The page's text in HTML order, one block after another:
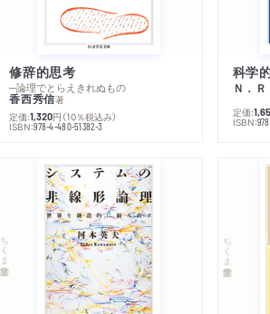
修辞的思考
─論理でとらえきれぬもの
香西秀信著
定価:1,320円 （10％税込み）
ISBN:978-4-480-51382-3
科学
Ｎ．
定価:
ISBN:
ちくま学芸文庫 ちくま学芸文庫